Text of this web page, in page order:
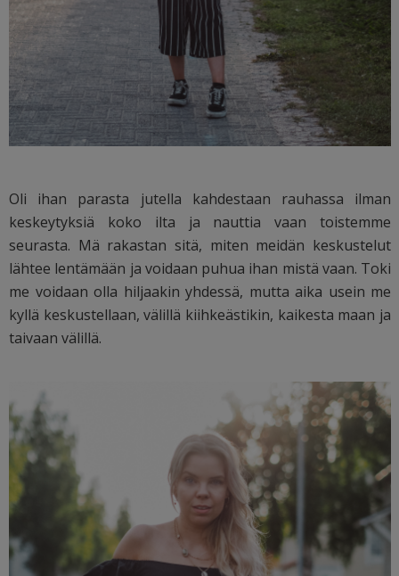
Oli ihan parasta jutella kahdestaan rauhassa ilman
keskeytyksiä koko ilta ja nauttia vaan toistemme
seurasta. Mä rakastan sitä, miten meidän keskustelut
lähtee lentämään ja voidaan puhua ihan mistä vaan. Toki
me voidaan olla hiljaakin yhdessä, mutta aika usein me
kyllä keskustellaan, välillä kiihkeästikin, kaikesta maan ja
taivaan välillä.